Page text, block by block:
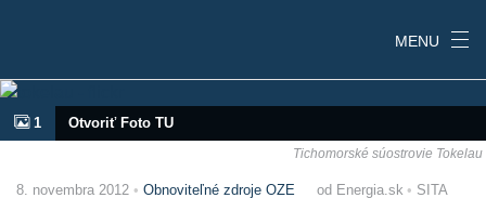
MENU
1 Otvoriť Foto TU
Tichomorské súostrovie Tokelau
8. novembra 2012 Obnoviteľné zdroje OZE od Energia.sk SITA